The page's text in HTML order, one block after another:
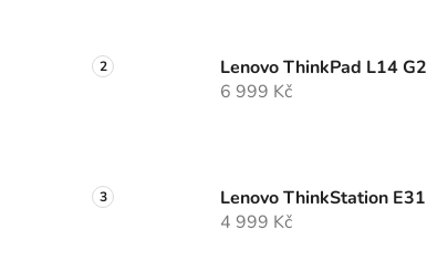
Lenovo ThinkPad L14 G2
6 999 Kč
Lenovo ThinkStation E31
4 999 Kč